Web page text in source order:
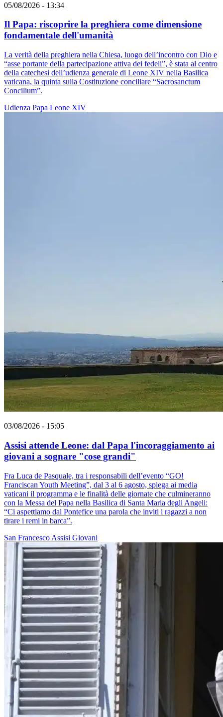
05/08/2026 - 13:34
Il Papa: riscoprire la preghiera come dimensione
fondamentale dell'umanità
La verità della preghiera nella Chiesa, luogo dell’incontro con Dio e
“asse portante della partecipazione attiva dei fedeli”, è stata al centro
della catechesi dell’udienza generale di Leone XIV nella Basilica
vaticana, la quinta sulla Costituzione conciliare “Sacrosanctum
Concilium”.
Udienza Papa Leone XIV
03/08/2026 - 15:05
Assisi attende Leone: dal Papa l'incoraggiamento ai
giovani a sognare "cose grandi"
Fra Luca de Pasquale, tra i responsabili dell’evento “GO!
Franciscan Youth Meeting”, dal 3 al 6 agosto, spiega ai media
vaticani il programma e le finalità delle giornate che culmineranno
con la Messa del Papa nella Basilica di Santa Maria degli Angeli:
“Ci aspettiamo dal Pontefice una parola che inviti i ragazzi a non
tirare i remi in barca”.
San Francesco Assisi Giovani